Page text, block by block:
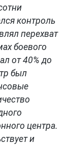
контроль
перехват
боевого
от 40% до
был
центра.
и